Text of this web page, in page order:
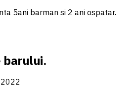
5ani barman si 2 ani ospatar.
barului.